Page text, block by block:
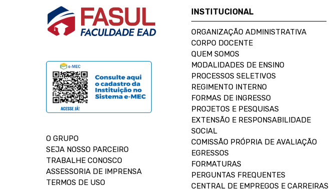
O GRUPO
SEJA NOSSO PARCEIRO
TRABALHE CONOSCO
ASSESSORIA DE IMPRENSA
TERMOS DE USO
INSTITUCIONAL
ORGANIZAÇÃO ADMINISTRATIVA
CORPO DOCENTE
QUEM SOMOS
MODALIDADES DE ENSINO
PROCESSOS SELETIVOS
REGIMENTO INTERNO
FORMAS DE INGRESSO
PROJETOS E PESQUISAS
EXTENSÃO E RESPONSABILIDADE
SOCIAL
COMISSÃO PRÓPRIA DE AVALIAÇÃO
EGRESSOS
FORMATURAS
PERGUNTAS FREQUENTES
CENTRAL DE EMPREGOS E CARREIRAS